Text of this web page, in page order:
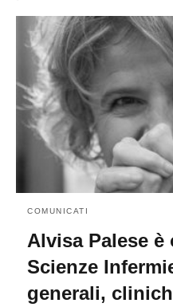
COMUNICATI
Alvisa Palese
Scienze
generali,